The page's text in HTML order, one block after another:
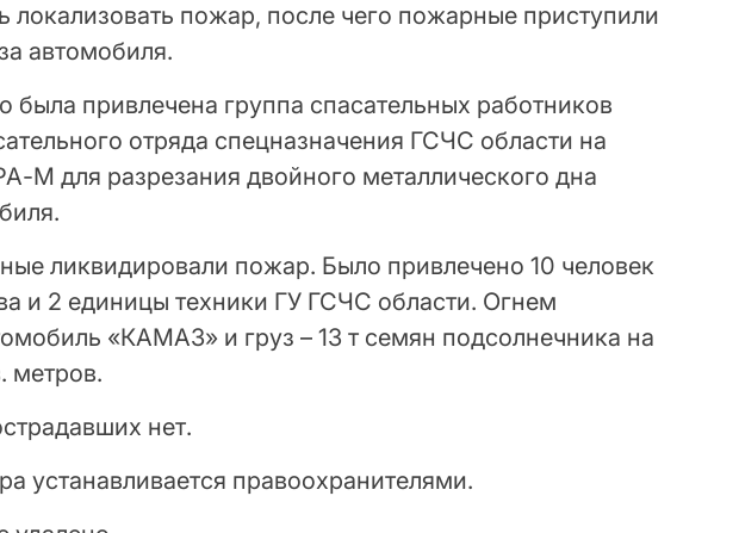
локализовать пожар, после чего пожарные приступили
автомобиля.
была привлечена группа спасательных работников
отряда спецназначения ГСЧС области на
М для разрезания двойного металлического дна
ликвидировали пожар. Было привлечено 10 человек
и 2 единицы техники ГУ ГСЧС области. Огнем
«КАМАЗ» и груз – 13 т семян подсолнечника на
метров.
нет.
устанавливается правоохранителями.